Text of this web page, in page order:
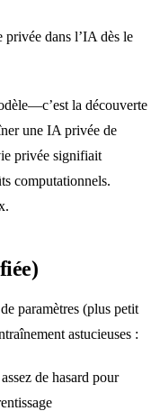
privée dans l’IA dès le
la découverte
une IA privée de
privée signifiait
computationnels.
paramètres (plus petit
astucieuses :
de hasard pour